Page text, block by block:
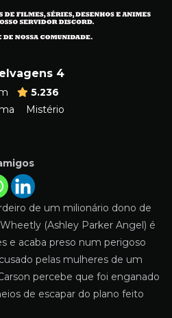
4
5.236
Mistério
de um milionário dono de
(Ashley Parker Angel) é
e acaba preso num perigoso
pelas mulheres de um
percebe que foi enganado
de escapar do plano feito